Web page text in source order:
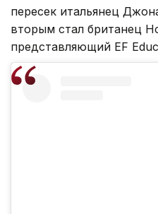
пересек итальянец
вторым стал британец
представляющий EF